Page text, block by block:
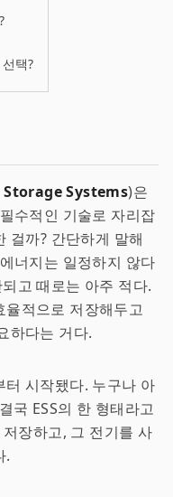
택?
Storage Systems)은
수적인 기술로 자리잡
까? 간단하게 말해
너지는 일정하지 않다
고 때로는 아주 적다.
적으로 저장해두고
하다는 거다.
시작됐다. 누구나 아
국 ESS의 한 형태라고
장하고, 그 전기를 사
.